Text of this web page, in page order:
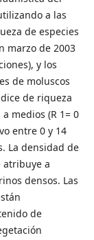
a las
de especies
marzo de 2003
y los
de moluscos
de riqueza
medios (R 1= 0
entre 0 y 14
La densidad de
atribuye a
densos. Las
de